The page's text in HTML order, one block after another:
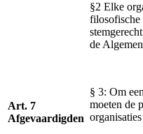
Art. 7
Afgevaardigden
§2 Elke
filosofische
de
§ 3: Om
moeten de